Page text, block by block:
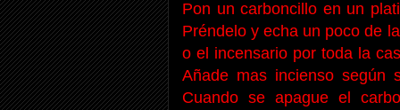
Pon un carboncillo en un
Préndelo y echa un poco de
o el incensario por toda la
Añade mas incienso según
Cuando se apague el